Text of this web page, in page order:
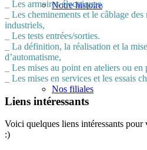
Notre histoire
Nos filiales
_ Les armoires électriques,
_ Les cheminements et le câblage
industriels,
_ Les tests entrées/sorties.
_ La définition, la réalisation et la
d’automatisme,
_ Les mises au point en ateliers ou en
_ Les mises en services et les essais
Liens intéressants
Voici quelques liens intéressants
:)